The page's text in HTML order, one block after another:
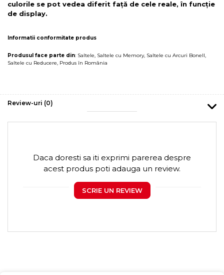
culorile se pot vedea diferit față de cele reale, în funcție
de display.
Informatii conformitate produs
Produsul face parte din: Saltele, Saltele cu Memory, Saltele cu Arcuri Bonell,
Saltele cu Reducere, Produs în România
Review-uri (0)
Daca doresti sa iti exprimi parerea despre
acest produs poti adauga un review.
SCRIE UN REVIEW